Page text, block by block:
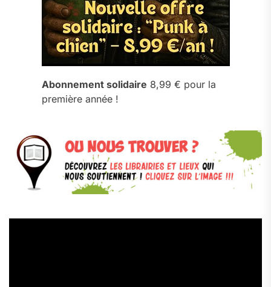
Abonnement solidaire 8,99 € pour la
première année !